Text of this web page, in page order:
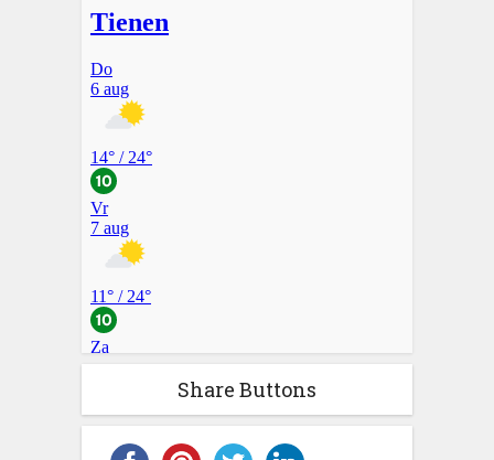
Share Buttons